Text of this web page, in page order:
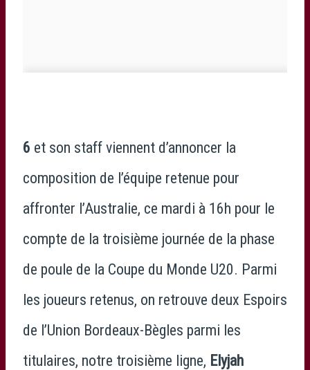
6 et son staff viennent d’annoncer la
composition de l’équipe retenue pour
affronter l’Australie, ce mardi à 16h pour le
compte de la troisième journée de la phase
de poule de la Coupe du Monde U20. Parmi
les joueurs retenus, on retrouve deux Espoirs
de l’Union Bordeaux-Bègles parmi les
titulaires, notre troisième ligne, Elyjah